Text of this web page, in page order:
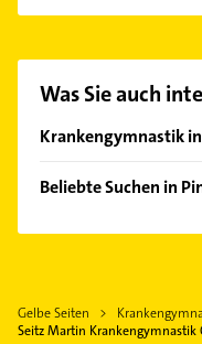
auswählen. Hier
Was Sie auch
Krankengymnastik
Rellingen
Schenefeld
Wedel
Beliebte Suchen in
Ärztehaus
Gelbe Seiten
Seitz Martin Krankengymnastik